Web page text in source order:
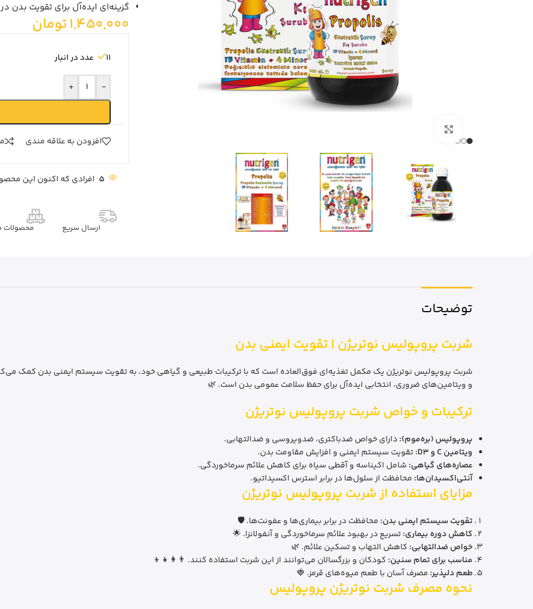
گزینه‌ای ایده‌آل برای تقویت بدن
1,450,000تومان
11 عدد در انبار
-
+
افزودن به علاقه مندی
5 افرادی که اکنون این
ارسال سریع محصولات
توضیحات
شربت پروپولیس نوتریژن | تقویت ایمنی بدن
شربت پروپولیس نوتریژن یک مکمل تغذیه‌ای فوق‌العاده است که با ترکیبات طبیعی و گیاهی خود، به تقویت سیستم ایمنی بدن کمک
و ویتامین‌های ضروری، انتخابی ایده‌آل برای حفظ سلامت عمومی بدن است. 🌿
ترکیبات و خواص شربت پروپولیس نوتریژن
پروپولیس (بره‌موم):دارای خواص ضدباکتری، ضدویروسی و ضدالتهابی.
ویتامین C و D3:
تقویت سیستم ایمنی و افزایش مقاومت بدن.
عصاره‌های گیاهی: شامل اکیناسه و آقطی سیاه برای کاهش علائم سرماخوردگی.
آنتی‌اکسیدان‌ها: محافظت از سلول‌ها در برابر استرس اکسیداتیو.
مزایای استفاده از شربت پروپولیس نوتریژن
تقویت سیستم ایمنی بدن: محافظت در برابر بیماری‌ها و عفونت‌ها. 🛡️
کاهش دوره بیماری:تسریع در بهبود علائم سرماخوردگی و آنفولانزا. 🌟
خواص ضدالتهابی: کاهش التهاب و تسکین علائم. 🌿
مناسب برای تمام سنین: کودکان و بزرگسالان می‌توانند از این شربت استفاده کنند. 👨‍👩‍👧‍👦
طعم دلپذیر: مصرف آسان با طعم میوه‌های قرمز. 🍓
نحوه مصرف شربت نوتریژن پروپولیس